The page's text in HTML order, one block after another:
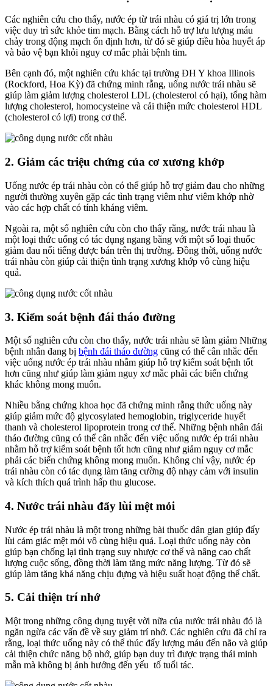
Các nghiên cứu cho thấy, nước ép từ trái nhàu có giá trị lớn trong
việc duy trì sức khỏe tim mạch. Bằng cách hỗ trợ lưu lượng máu
chảy trong động mạch ổn định hơn, từ đó sẽ giúp điều hòa huyết áp
và bảo vệ bạn khỏi nguy cơ mắc phải bệnh tim.
Bên cạnh đó, một nghiên cứu khác tại trường ĐH Y khoa Illinois
(Rockford, Hoa Kỳ) đã chứng minh rằng, uống nước trái nhàu sẽ
giúp làm giảm lượng cholesterol LDL (cholesterol có hại), tổng hàm
lượng cholesterol, homocysteine và cải thiện mức cholesterol HDL
(cholesterol có lợi) trong cơ thể.
2. Giảm các triệu chứng của cơ xương khớp
Uống nước ép trái nhàu còn có thể giúp hỗ trợ giảm đau cho những
người thường xuyên gặp các tình trạng viêm như viêm khớp nhờ
vào các hợp chất có tính kháng viêm.
Ngoài ra, một số nghiên cứu còn cho thấy rằng, nước trái nhau là
một loại thức uống có tác dụng ngang bằng với một số loại thuốc
giảm đau nổi tiếng được bán trên thị trường. Đồng thời, uống nước
trái nhàu còn giúp cải thiện tình trạng xương khớp vô cùng hiệu
quả.
3. Kiểm soát bệnh đái tháo đường
Một số nghiên cứu còn cho thấy, nước trái nhàu sẽ làm giảm Những
bệnh nhân đang bị bệnh đái tháo đường cũng có thể cân nhắc đến
việc uống nước ép trái nhàu nhằm giúp hỗ trợ kiểm soát bệnh tốt
hơn cũng như giúp làm giảm nguy xơ mắc phải các biến chứng
khác không mong muốn.
Nhiều bằng chứng khoa học đã chứng minh rằng thức uống này
giúp giảm mức độ glycosylated hemoglobin, triglyceride huyết
thanh và cholesterol lipoprotein trong cơ thể. Những bệnh nhân đái
tháo đường cũng có thể cân nhắc đến việc uống nước ép trái nhàu
nhằm hỗ trợ kiểm soát bệnh tốt hơn cũng như giảm nguy cơ mắc
phải các biến chứng không mong muốn. Không chỉ vậy, nước ép
trái nhàu còn có tác dụng làm tăng cường độ nhạy cảm với insulin
và kích thích quá trình hấp thu glucose.
4. Nước trái nhàu đẩy lùi mệt mỏi
Nước ép trái nhàu là một trong những bài thuốc dân gian giúp đẩy
lùi cảm giác mệt mỏi vô cùng hiệu quả. Loại thức uống này còn
giúp bạn chống lại tình trạng suy nhược cơ thể và nâng cao chất
lượng cuộc sống, đồng thời làm tăng mức năng lượng. Từ đó sẽ
giúp làm tăng khả năng chịu đựng và hiệu suất hoạt động thể chất.
5. Cải thiện trí nhớ
Một trong những công dụng tuyệt vời nữa của nước trái nhàu đó là
ngăn ngừa các vấn đề về suy giảm trí nhớ. Các nghiên cứu đã chỉ ra
rằng, loại thức uống này có thể thúc đẩy lượng máu đến não và giúp
cải thiện chức năng bộ nhớ, giúp bạn duy trì được trạng thái minh
mẫn mà không bị ảnh hưởng đến yếu tố tuổi tác.